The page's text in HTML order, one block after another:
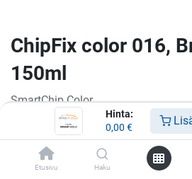
Hinta:
0,00 €
Etusivu Haku
ChipFix color 016,
150ml
SmartChip Color
Vain ammattikäyttöön